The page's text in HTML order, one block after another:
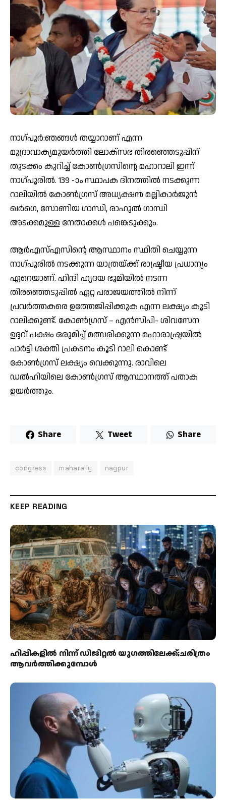
നാഗ്പൂർ:ഞങ്ങൾ തയ്യാറാണ് എന്ന
മുദ്രാവാക്യമുയർത്തി ലോക്സഭ തിരഞ്ഞെടുപ്പിന്
തുടക്കം കുറിച്ച് കോൺഗ്രസിന്റെ മഹാറാലി ഇന്ന്
നാഗ്പൂരിൽ. 139 -ാം സ്ഥാപക ദിനത്തിൽ നടക്കുന്ന
റാലിയിൽ കോൺഗ്രസ് അധ്യക്ഷൻ മല്ലികാർജുൻ
ഖർഗെ, സോണിയ ഗാന്ധി, രാഹുൽ ഗാന്ധി
അടക്കമുള്ള നേതാക്കൾ പങ്കെടുക്കും.
ആർഎസ്എസിന്റെ ആസ്ഥാനം സ്ഥിതി ചെയ്യുന്ന
നാഗ്‌പൂരിൽ നടക്കുന്ന യാത്രയ്ക്ക് രാഷ്ട്രീയ പ്രധാന്യം
ഏറെയാണ്. ഹിന്ദി ഹൃദയ ഭൂമിയിൽ നടന്ന
തിരഞ്ഞെടുപ്പിൽ ഏറ്റ പരാജയത്തിൽ നിന്ന്
പ്രവർത്തകരെ ഉത്തേജിപ്പിക്കുക എന്ന ലക്ഷ്യം കൂടി
റാലിക്കുണ്ട്. കോൺഗ്രസ് – എൻസിപി- ശിവസേന
ഉദ്ദവ് പക്ഷം ഒരുമിച്ച് മത്സരിക്കുന്ന മഹാരാഷ്ട്രയിൽ
പാർട്ടി ശക്തി പ്രകടനം കൂടി റാലി കൊണ്ട്
കോൺഗ്രസ് ലക്ഷ്യം വെക്കുന്നു. രാവിലെ
ഡൽഹിയിലെ കോൺഗ്രസ് ആസ്ഥാനത്ത് പതാക
ഉയർത്തും.
Share Tweet Share
congress maharally nagpur
KEEP READING
ഹിപ്പികളില്‍ നിന്ന് ഡിജിറ്റല്‍ യുഗത്തിലേക്ക്;ചരിത്രം
ആവര്‍ത്തിക്കുമ്പോള്‍